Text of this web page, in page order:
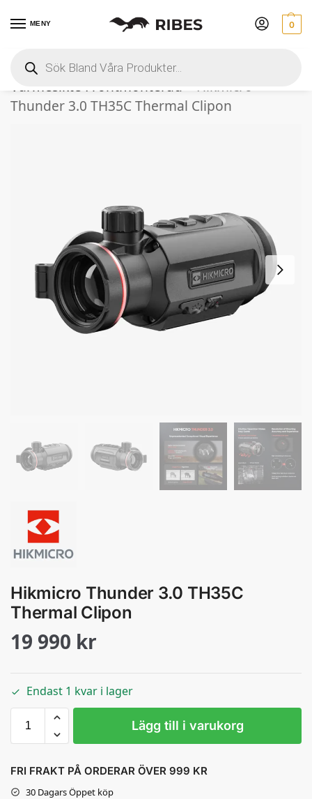
MENY 0
Hem » Optik » Mörkeroptik »
Värmesikte Frontmonterad
Hikmicro
Thunder 3.0 TH35C Thermal Clipon
Hikmicro Thunder 3.0 TH35C
Thermal Clipon
19 990 kr
Endast 1 kvar i lager
Lägg till i varukorg
FRI FRAKT PÅ ORDERAR ÖVER 999 KR
30 Dagars Öppet köp